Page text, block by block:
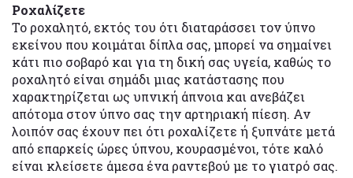
Ροχαλίζετε
Το ροχαλητό, εκτός του ότι διαταράσσει τον ύπνο
εκείνου που κοιμάται δίπλα σας, μπορεί να σημαίνει
κάτι πιο σοβαρό και για τη δική σας υγεία, καθώς το
ροχαλητό είναι σημάδι μιας κατάστασης που
χαρακτηρίζεται ως υπνική άπνοια και ανεβάζει
απότομα στον ύπνο σας την αρτηριακή πίεση. Αν
λοιπόν σας έχουν πει ότι ροχαλίζετε ή ξυπνάτε μετά
από επαρκείς ώρες ύπνου, κουρασμένοι, τότε καλό
είναι κλείσετε άμεσα ένα ραντεβού με το γιατρό σας.